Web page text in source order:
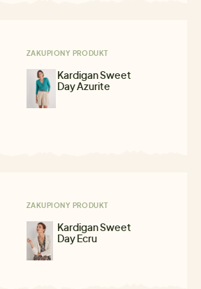
ZAKUPIONY PRODUKT
Kardigan Sweet
Day Azurite
ZAKUPIONY PRODUKT
Kardigan Sweet
Day Ecru